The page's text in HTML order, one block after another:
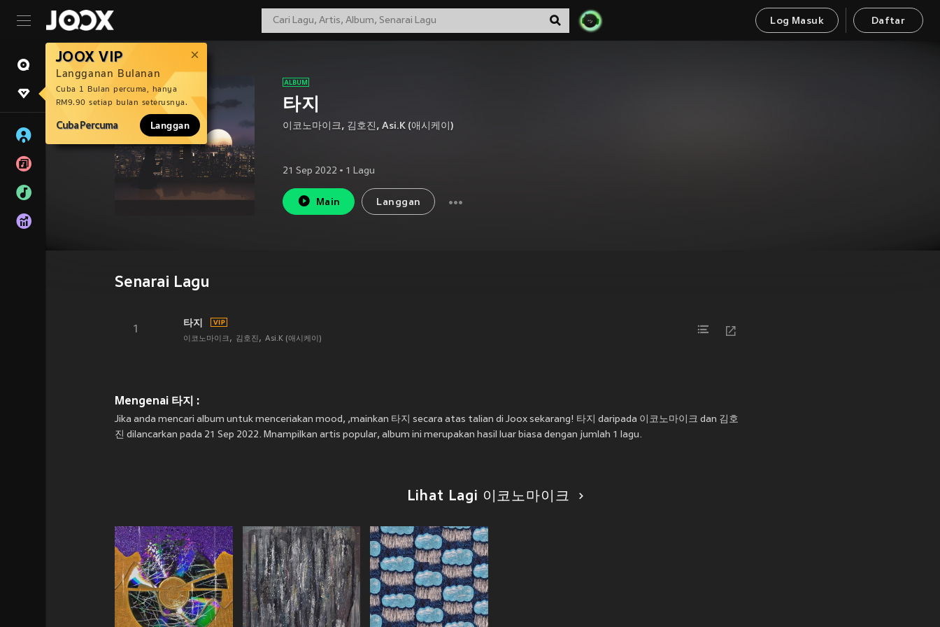
Log Masuk Daftar
JOOX VIP
Langganan Bulanan
Cuba 1 Bulan percuma, hanya
RM9.90 setiap bulan seterusnya.
Cuba Percuma Langgan
타지
이코노마이크, 김호진 , Asi.K (애시케이)
21 Sep 2022 • 1 Lagu
Main Langgan
Senarai Lagu
1
타지
이코노마이크 김호진 Asi.K (애시케이)
Mengenai 타지 :
Jika anda mencari album untuk menceriakan mood, ,mainkan 타지 secara atas talian di Joox sekarang! 타지 daripada 이코노마이크 dan 김호
진 dilancarkan pada 21 Sep 2022. Mnampilkan artis popular, album ini merupakan hasil luar biasa dengan jumlah 1 lagu.
Lihat Lagi 이코노마이크